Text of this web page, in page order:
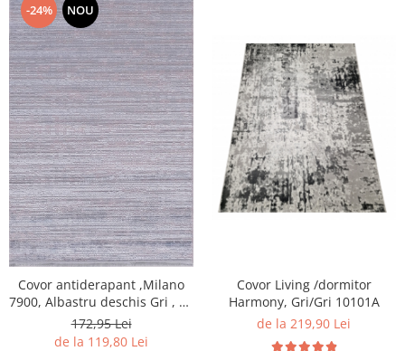
-24% NOU
Covor antiderapant ,Milano
7900, Albastru deschis Gri , 80
x 150 cm, Grosime 4mm
172,95 Lei
de la 119,80 Lei
Covor Living /dormitor
Harmony, Gri/Gri 10101A
de la 219,90 Lei